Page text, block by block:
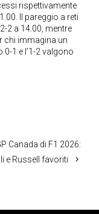
rispettivamente
Il pareggio a reti
2 a 14.00, mentre
chi immagina un
1 e l’1-2 valgono
Canada di F1 2026:
e Russell favoriti